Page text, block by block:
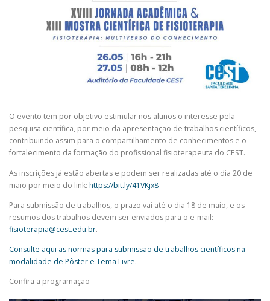
O evento tem por objetivo estimular nos alunos o interesse pela
pesquisa científica, por meio da apresentação de trabalhos científicos,
contribuindo assim para o compartilhamento de conhecimentos e o
fortalecimento da formação do profissional fisioterapeuta do CEST.
As inscrições já estão abertas e podem ser realizadas até o dia 20 de
maio por meio do link: https://bit.ly/41VKjx8
Para submissão de trabalhos, o prazo vai até o dia 18 de maio, e os
resumos dos trabalhos devem ser enviados para o e-mail:
fisioterapia@cest.edu.br.
Consulte aqui as normas para submissão de trabalhos científicos na
modalidade de Pôster e Tema Livre.
Confira a programação